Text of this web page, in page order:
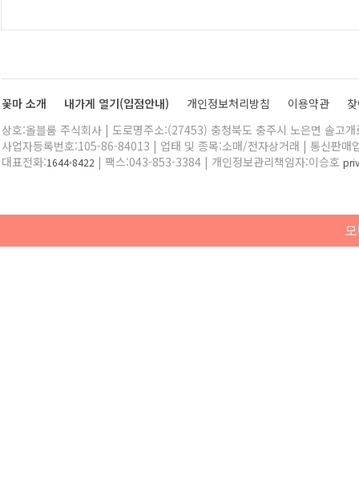
꽃마 소개 내가게 열기(입점안내) 개인정보처리방침 이용약관
상호:올블룸 주식회사 | 도로명주소:(27453) 충청북도 충주시 노은면 솔고
사업자등록번호:105-86-84013 | 업태 및 종목:소매/전자상거래 | 통신판매
대표전화:1644-8422 | 팩스:043-853-3384 | 개인정보관리책임자:이승호